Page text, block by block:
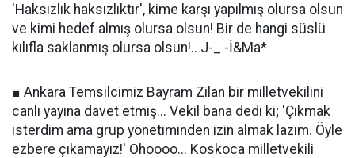
'Haksızlık haksızlıktır', kime karşı yapılmış olursa olsun
ve kimi hedef almış olursa olsun! Bir de hangi süslü
kılıfla saklanmış olursa olsun!.. J-_ -İ&Ma*
■ Ankara Temsilcimiz Bayram Zilan bir milletvekilini
canlı yayına davet etmiş... Vekil bana dedi ki; 'Çıkmak
isterdim ama grup yönetiminden izin almak lazım. Öyle
ezbere çıkamayız!' Ohoooo... Koskoca milletvekili